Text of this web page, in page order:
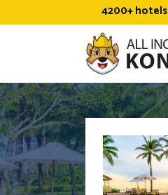
naar
4200+ hotels